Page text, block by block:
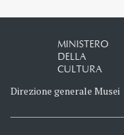
MINISTERO
DELLA
CULTURA
Direzione generale Musei